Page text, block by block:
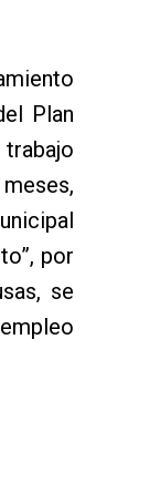
Plan
trabajo
por
se